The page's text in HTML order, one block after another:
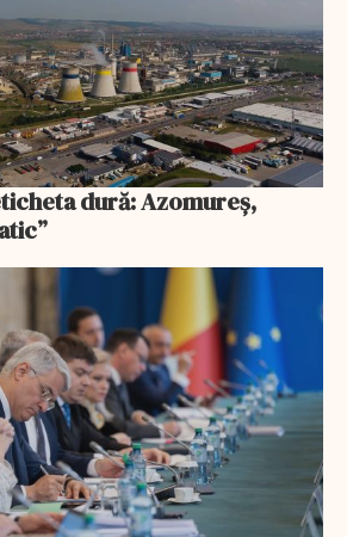
dură: Azomureș,